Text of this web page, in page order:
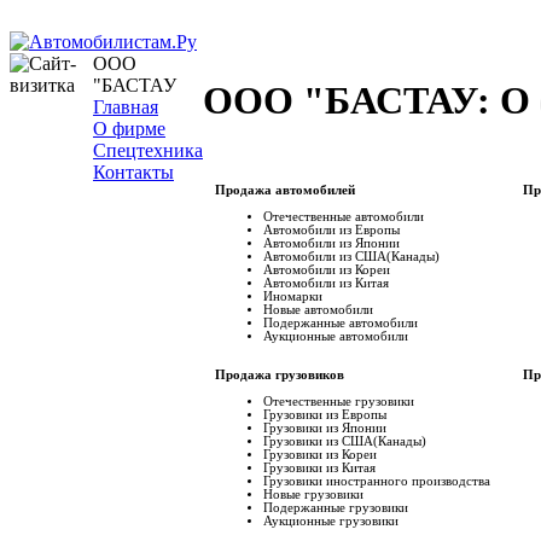
ООО
"БАСТАУ
Главная
О фирме
Спецтехника
Контакты
ООО "БАСТАУ: О
Продажа автомобилей
Отечественные автомобили
Автомобили из Европы
Автомобили из Японии
Автомобили из США(Канады)
Автомобили из Кореи
Автомобили из Китая
Иномарки
Новые автомобили
Подержанные автомобили
Аукционные автомобили
Продажа грузовиков
Отечественные грузовики
Грузовики из Европы
Грузовики из Японии
Грузовики из США(Канады)
Грузовики из Кореи
Грузовики из Китая
Грузовики иностранного производства
Новые грузовики
Подержанные грузовики
Аукционные грузовики